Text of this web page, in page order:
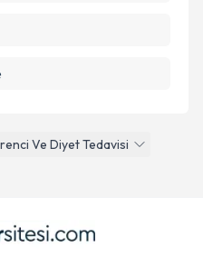
Direnci Ve Diyet Tedavisi